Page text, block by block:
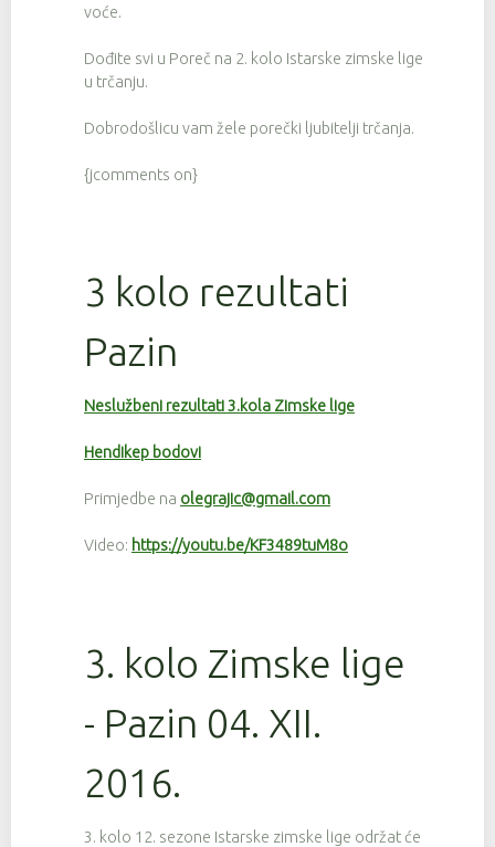
voće.
Dođite svi u Poreč na 2. kolo Istarske zimske lige
u trčanju.
Dobrodošlicu vam žele porečki ljubitelji trčanja.
{jcomments on}
3 kolo rezultati
Pazin
Neslužbeni rezultati 3.kola Zimske lige
Hendikep bodovi
Primjedbe na olegrajic@gmail.com
Video: https://youtu.be/KF3489tuM8o
3. kolo Zimske lige
- Pazin 04. XII.
2016.
3. kolo 12. sezone Istarske zimske lige održat će